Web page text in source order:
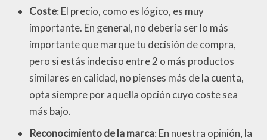
Coste: El precio, como es lógico, es muy
importante. En general, no debería ser lo más
importante que marque tu decisión de compra,
pero si estás indeciso entre 2 o más productos
similares en calidad, no pienses más de la cuenta,
opta siempre por aquella opción cuyo coste sea
más bajo.
Reconocimiento de la marca: En nuestra opinión, la